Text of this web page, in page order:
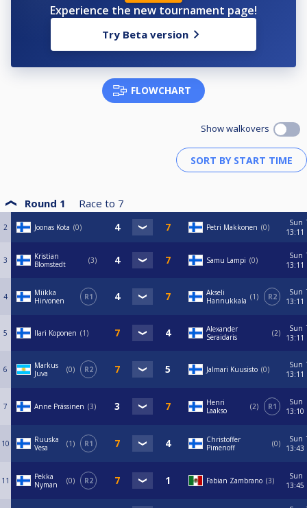
Experience the new tournament page!
Try Beta version
FLOWCHART
Show walkovers
Round 1 Race to 7
2 Joonas Kota 0 Petri Makkonen 0
Sun
13:11
3
Kristian
Blomstedt
3 Samu Lampi 0
Sun
13:11
4
Miikka
Hirvonen
R1
Akseli
Hannukkala
1 R2
Sun
13:11
5 Ilari Koponen 1
Alexander
Seraidaris
2
Sun
13:11
6
Markus
Juva
0 R2 Jalmari Kuusisto 0
Sun
13:11
7 Anne Prässinen 3
Henri
Laakso
2 R1
Sun
13:10
10
Ruuska
Vesa
1 R1
Christoffer
Pimenoff
0
Sun
13:43
11
Pekka
Nyman
0 R2 Fabian Zambrano 3
Sun
13:45